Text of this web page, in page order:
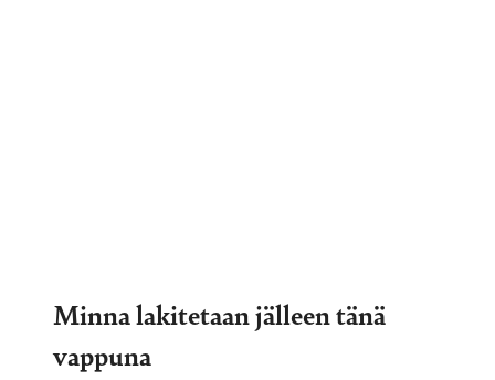
Minna lakitetaan jälleen tänä
vappuna